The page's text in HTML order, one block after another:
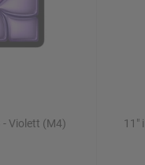
- Violett (M4) 11"